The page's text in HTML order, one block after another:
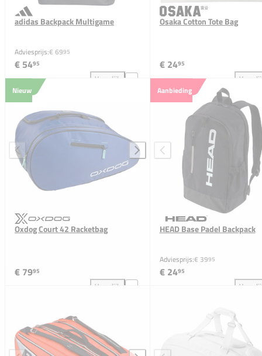
adidas Backpack Multigame
Adviesprijs:€ 6995
€ 5495
Vergelijk
adidas Backpack Multigame toevoegen aan
Osaka Cotton Tote Bag
€ 2495
Nieuw
Oxdog Court 42 Racketbag
€ 7995
Vergelijk
Aanbieding
HEAD Base Padel Backpack
Adviesprijs:€ 3995
€ 2495